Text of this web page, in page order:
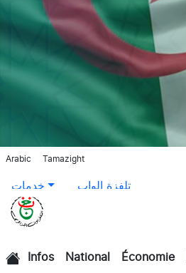
Arabic Tamazight
خدمات تلفزة الواب
Infos National Économie